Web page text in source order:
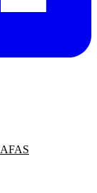
AFAS